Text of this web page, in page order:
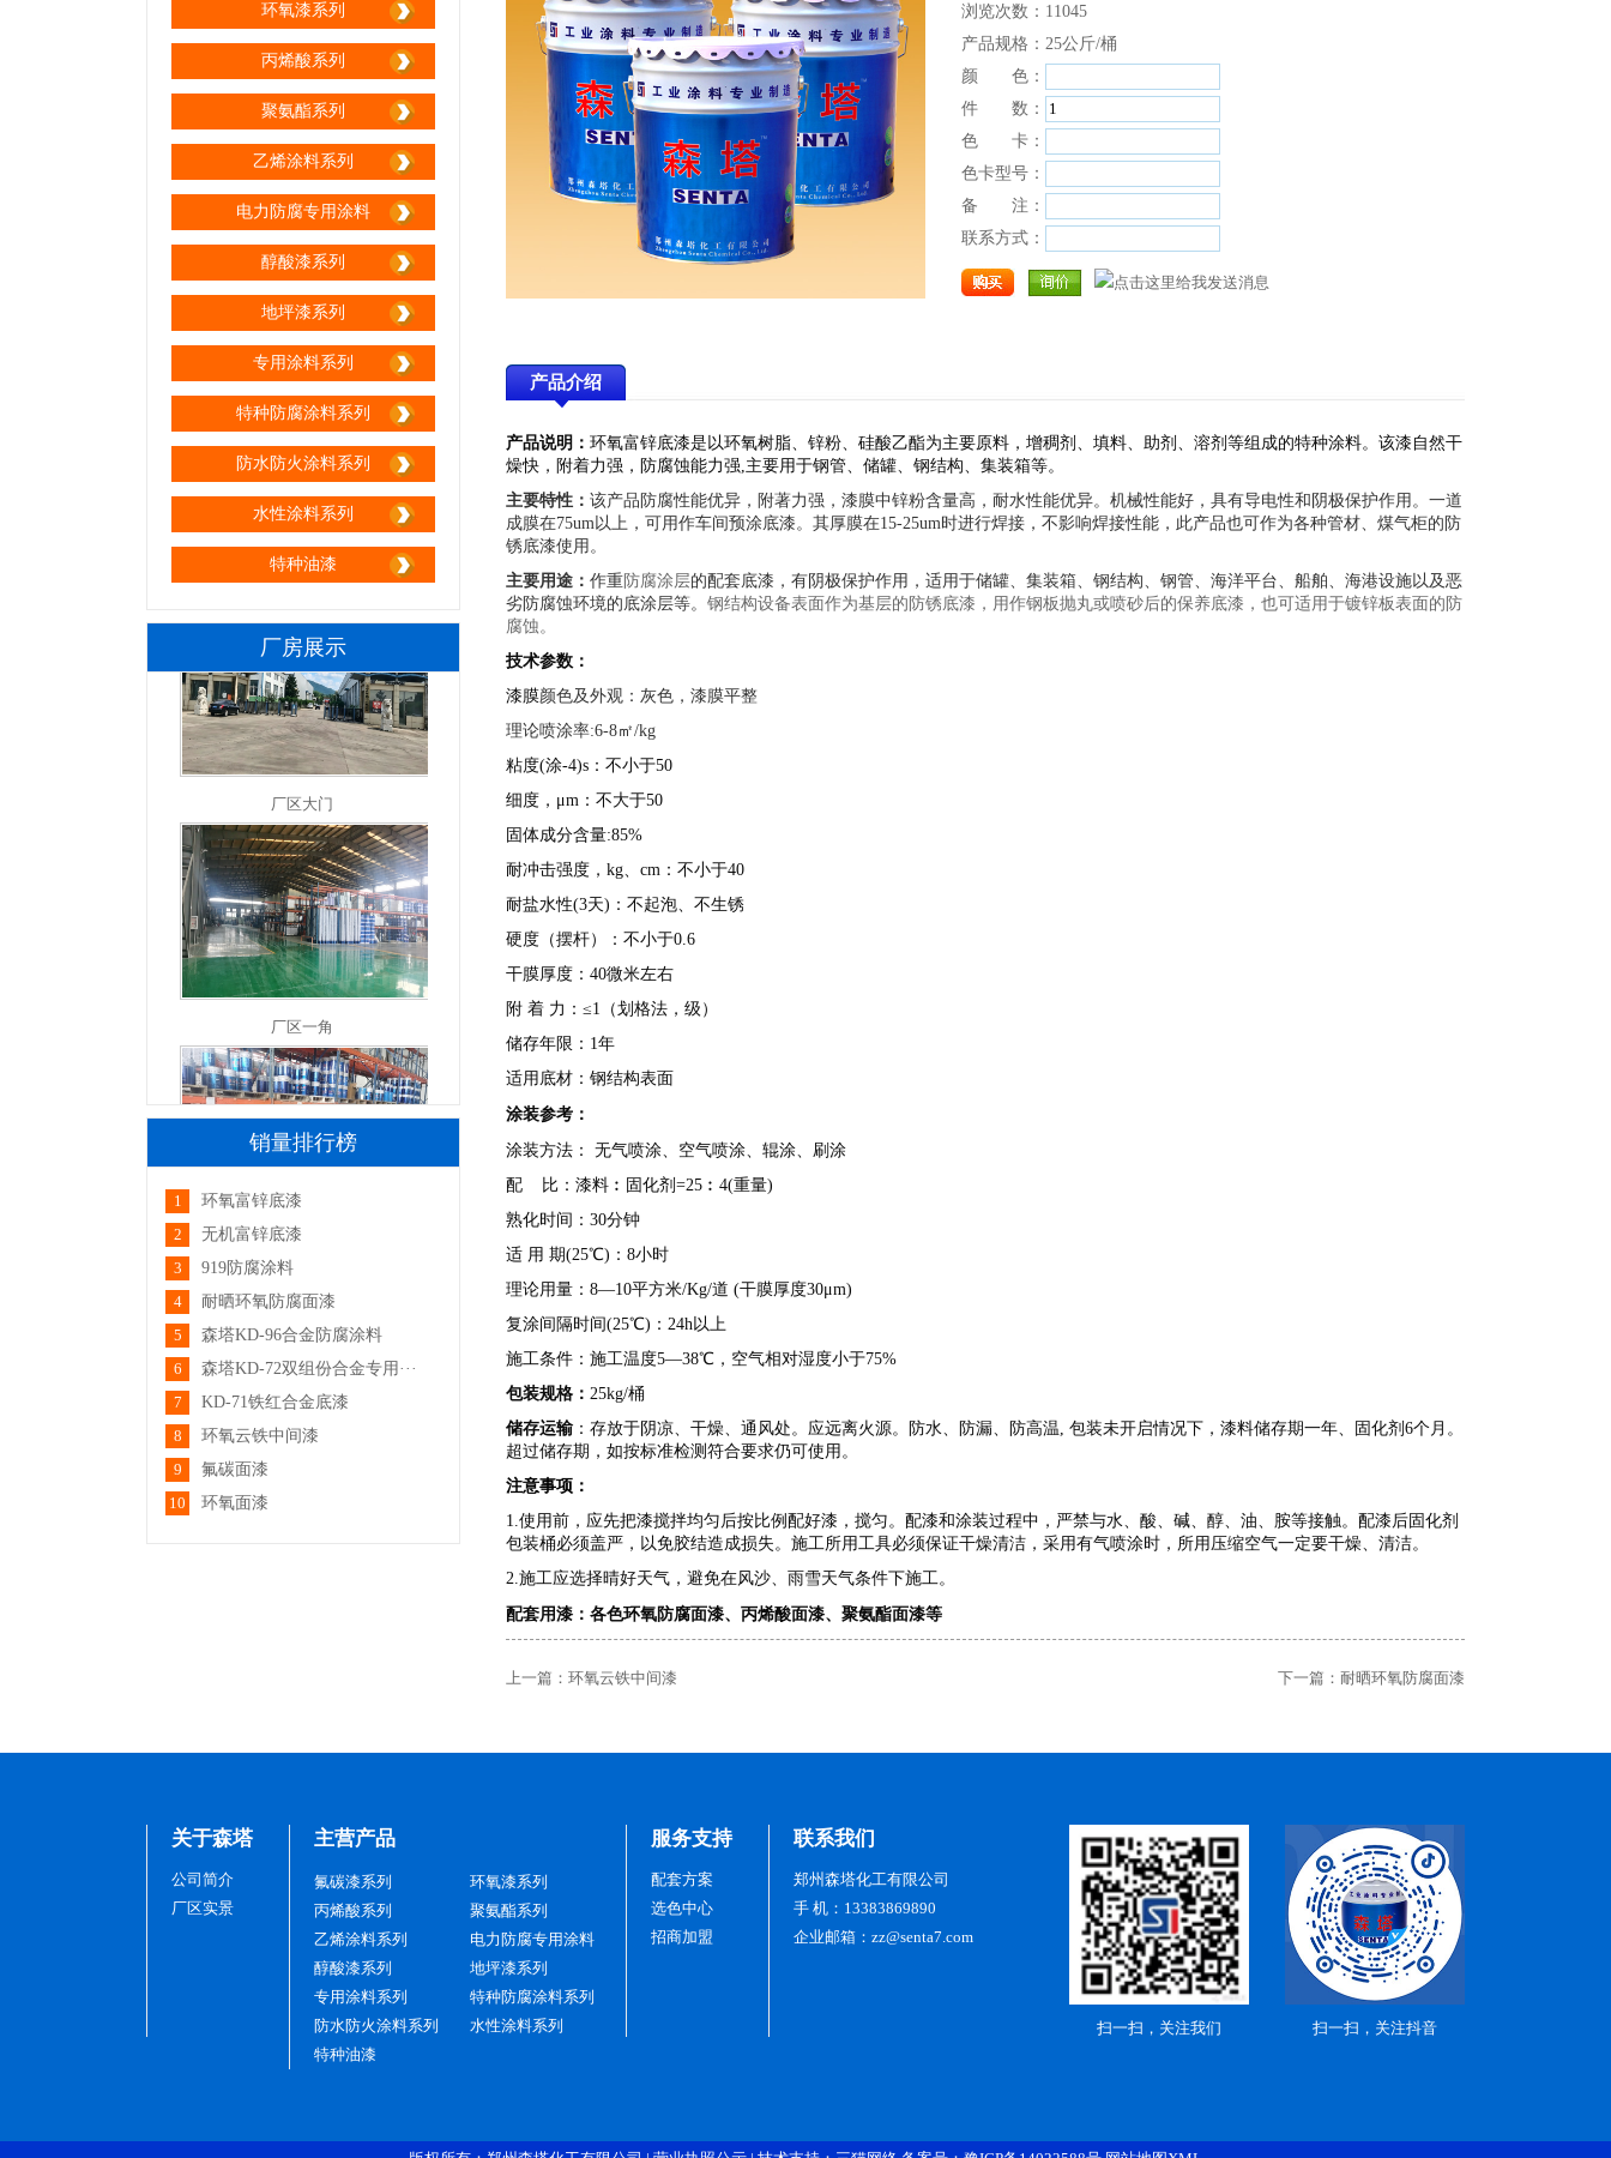
环氧漆系列
丙烯酸系列
聚氨酯系列
乙烯涂料系列
电力防腐专用涂料
醇酸漆系列
地坪漆系列
专用涂料系列
特种防腐涂料系列
防水防火涂料系列
水性涂料系列
特种油漆
厂房展示
厂区大门
厂区一角
厂区一角
厂区一角
销量排行榜
1
环氧富锌底漆
2
无机富锌底漆
3
919防腐涂料
4
耐晒环氧防腐面漆
5
森塔KD-96合金防腐涂料
6
森塔KD-72双组份合金专用···
7
KD-71铁红合金底漆
8
环氧云铁中间漆
9
氟碳面漆
10
环氧面漆
浏览次数：11045
产品规格：25公斤/桶
颜 色：
件 数：
色 卡：
色卡型号：
备 注：
联系方式：
产品介绍
产品说明： 环氧富锌底漆是以环氧树脂、锌粉、硅酸乙酯为主要原料，增稠剂、填料、助剂、溶剂等组成的特种涂料。该漆自然干
燥快，附着力强，防腐蚀能力强,主要用于钢管、储罐、钢结构、集装箱等。
主要特性： 该产品防腐性能优异，附著力强，漆膜中锌粉含量高，耐水性能优异。机械性能好，具有导电性和阴极保护作用。一道
成膜在75um以上，可用作车间预涂底漆。其厚膜在15-25um时进行焊接，不影响焊接性能，此产品也可作为各种管材、煤气柜的防
锈底漆使用。
主要用途： 作重防腐涂层的配套底漆，有阴极保护作用，适用于储罐、集装箱、钢结构、钢管、海洋平台、船舶、海港设施以及恶
劣防腐蚀环境的底涂层等。 钢结构设备表面作为基层的防锈底漆，用作钢板抛丸或喷砂后的保养底漆，也可适用于镀锌板表面的防
腐蚀。
技术参数：
漆膜颜色及外观：灰色，漆膜平整
理论喷涂率:6-8㎡/kg
粘度(涂-4)s：不小于50
细度，μm：不大于50
固体成分含量:85%
耐冲击强度，kg、cm：不小于40
耐盐水性(3天)：不起泡、不生锈
硬度（摆杆）：不小于0.6
干膜厚度：40微米左右
附 着 力：≤1（划格法，级）
储存年限：1年
适用底材：钢结构表面
涂装参考：
涂装方法： 无气喷涂、空气喷涂、辊涂、刷涂
配 比：漆料︰固化剂=25︰4(重量)
熟化时间：30分钟
适 用 期(25℃)：8小时
理论用量：8—10平方米/Kg/道 (干膜厚度30μm)
复涂间隔时间(25℃)：24h以上
施工条件：施工温度5—38℃，空气相对湿度小于75%
包装规格： 25kg/桶
储存运输 ：存放于阴凉、干燥、通风处。应远离火源。防水、防漏、防高温, 包装未开启情况下，漆料储存期一年、固化剂6个月。
超过储存期，如按标准检测符合要求仍可使用。
注意事项：
1.使用前，应先把漆搅拌均匀后按比例配好漆，搅匀。配漆和涂装过程中，严禁与水、酸、碱、醇、油、胺等接触。配漆后固化剂
包装桶必须盖严，以免胶结造成损失。施工所用工具必须保证干燥清洁，采用有气喷涂时，所用压缩空气一定要干燥、清洁。
2.施工应选择晴好天气，避免在风沙、雨雪天气条件下施工。
配套用漆：各色环氧防腐面漆、 丙烯酸面漆、 聚氨酯面漆等
上一篇： 环氧云铁中间漆 下一篇： 耐晒环氧防腐面漆
关于森塔
公司简介
厂区实景
主营产品
氟碳漆系列
环氧漆系列
丙烯酸系列
聚氨酯系列
乙烯涂料系列
电力防腐专用涂料
醇酸漆系列
地坪漆系列
专用涂料系列
特种防腐涂料系列
防水防火涂料系列
水性涂料系列
特种油漆
服务支持
配套方案
选色中心
招商加盟
联系我们
郑州森塔化工有限公司
手 机：13383869890
企业邮箱：zz@senta7.com
扫一扫，关注抖音
扫一扫，关注我们